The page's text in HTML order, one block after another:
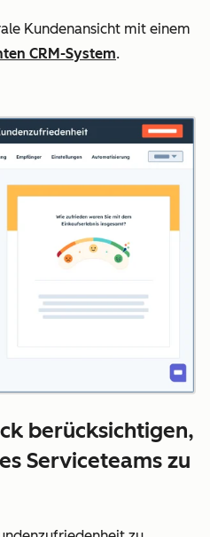
Kundenansicht mit einem
CRM-System.
berücksichtigen,
Serviceteams zu